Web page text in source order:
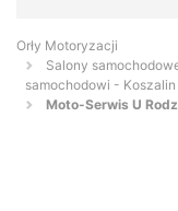
Orły Motoryzacji
Salony
samochodowi - Koszalin
Moto-Serwis U